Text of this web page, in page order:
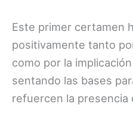
Este primer certamen
positivamente tanto
como por la
sentando las bases
refuercen la presencia